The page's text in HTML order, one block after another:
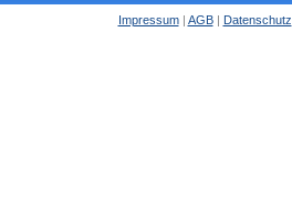
Impressum| AGB| Datenschutz